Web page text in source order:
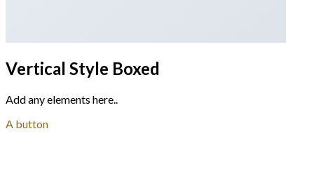
Vertical Style Boxed
Add any elements here..
A button